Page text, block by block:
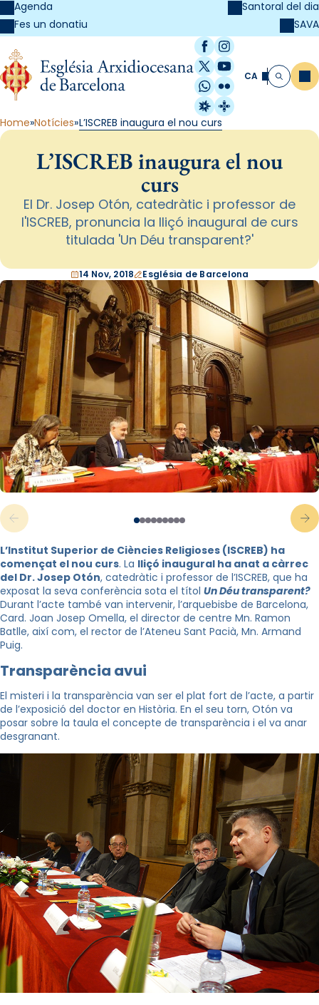
Agenda
Fes un donatiu
Santoral del dia
SAVA
Facebook
Instagram
X / Twitter
YouTube
WhatsApp
Flickr
Radio Estel
Catalunya
CA Cerca
Home Notícies L’ISCREB inaugura el nou curs
L’ISCREB inaugura el nou
curs
El Dr. Josep Otón, catedràtic i professor de
l'ISCREB, pronuncia la lliçó inaugural de curs
titulada 'Un Déu transparent?'
14 Nov, 2018 Església de Barcelona
L’Institut Superior de Ciències Religioses (ISCREB) ha
començat el nou curs. La lliçó inaugural ha anat a càrrec
del Dr. Josep Otón, catedràtic i professor de l’ISCREB, que ha
exposat la seva conferència sota el títol Un Déu transparent?
Durant l’acte també van intervenir, l’arquebisbe de Barcelona,
Card. Joan Josep Omella, el director de centre Mn. Ramon
Batlle, així com, el rector de l’Ateneu Sant Pacià, Mn. Armand
Puig.
Transparència avui
El misteri i la transparència van ser el plat fort de l’acte, a partir
de l’exposició del doctor en Història. En el seu torn, Otón va
posar sobre la taula el concepte de transparència i el va anar
desgranant.